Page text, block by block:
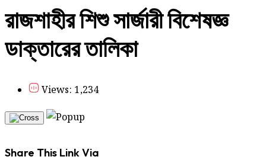
রাজশাহীর শিশু সার্জারী বিশেষজ্ঞ
ডাক্তারের তালিকা
Views: 1,234
Share This Link Via